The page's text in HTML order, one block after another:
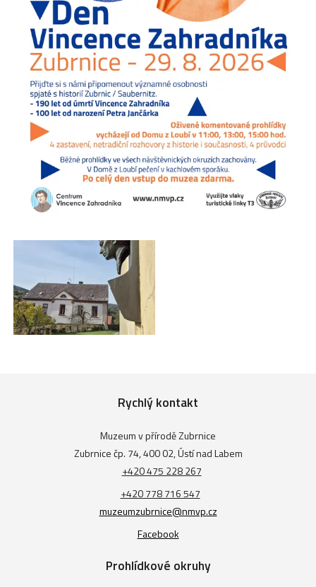
Rychlý kontakt
Muzeum v přírodě Zubrnice
Zubrnice čp. 74, 400 02, Ústí nad Labem
+420 475 228 267
+420 778 716 547
muzeumzubrnice@nmvp.cz
Facebook
Prohlídkové okruhy